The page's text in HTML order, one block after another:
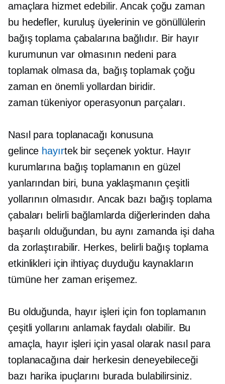
amaçlara hizmet edebilir. Ancak çoğu zaman
bu hedefler, kuruluş üyelerinin ve gönüllülerin
bağış toplama çabalarına bağlıdır. Bir hayır
kurumunun var olmasının nedeni para
toplamak olmasa da, bağış toplamak çoğu
zaman en önemli yollardan biridir.
zaman tükeniyoroperasyonun parçaları.
Nasıl para toplanacağı konusuna
gelince hayırtek bir seçenek yoktur. Hayır
kurumlarına bağış toplamanın en güzel
yanlarından biri, buna yaklaşmanın çeşitli
yollarının olmasıdır. Ancak bazı bağış toplama
çabaları belirli bağlamlarda diğerlerinden daha
başarılı olduğundan, bu aynı zamanda işi daha
da zorlaştırabilir. Herkes, belirli bağış toplama
etkinlikleri için ihtiyaç duyduğu kaynakların
tümüne her zaman erişemez.
Bu olduğunda, hayır işleri için fon toplamanın
çeşitli yollarını anlamak faydalı olabilir. Bu
amaçla, hayır işleri için yasal olarak nasıl para
toplanacağına dair herkesin deneyebileceği
bazı harika ipuçlarını burada bulabilirsiniz.